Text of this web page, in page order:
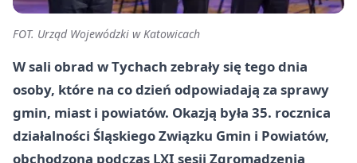
FOT. Urząd Wojewódzki w Katowicach
W sali obrad w Tychach zebrały się tego dnia
osoby, które na co dzień odpowiadają za sprawy
gmin, miast i powiatów. Okazją była 35. rocznica
działalności Śląskiego Związku Gmin i Powiatów,
obchodzona podczas LXI sesji Zgromadzenia